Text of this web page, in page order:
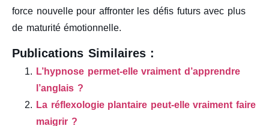
force nouvelle pour affronter les défis futurs avec plus
de maturité émotionnelle.
Publications Similaires :
L’hypnose permet-elle vraiment d’apprendre
l’anglais ?
La réflexologie plantaire peut-elle vraiment faire
maigrir ?